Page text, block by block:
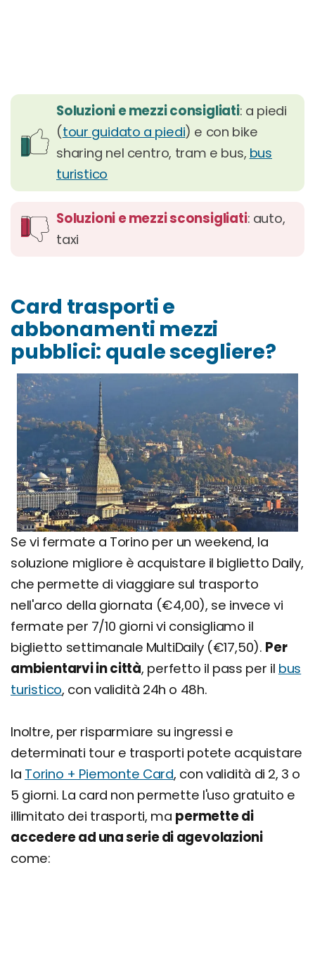
Soluzioni e mezzi consigliati: a piedi
(tour guidato a piedi) e con bike
sharing nel centro, tram e bus, bus
turistico
Soluzioni e mezzi sconsigliati: auto,
taxi
Card trasporti e
abbonamenti mezzi
pubblici: quale scegliere?
Se vi fermate a Torino per un weekend, la
soluzione migliore è acquistare il biglietto Daily,
che permette di viaggiare sul trasporto
nell'arco della giornata (€4,00), se invece vi
fermate per 7/10 giorni vi consigliamo il
biglietto settimanale MultiDaily (€17,50). Per
ambientarvi in città, perfetto il pass per il bus
turistico, con validità 24h o 48h.
Inoltre, per risparmiare su ingressi e
determinati tour e trasporti potete acquistare
la Torino + Piemonte Card, con validità di 2, 3 o
5 giorni. La card non permette l'uso gratuito e
illimitato dei trasporti, ma permette di
accedere ad una serie di agevolazioni
come: